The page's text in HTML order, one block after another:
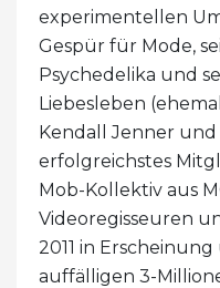
experimentellen
Gespür für Mode,
Psychedelika und
Liebesleben
Kendall Jenner und
erfolgreichstes
Mob-Kollektiv aus
Videoregisseuren
2011 in
auffälligen 3-